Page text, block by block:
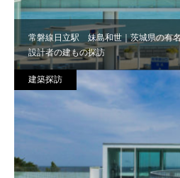
常磐線日立駅 妹島和世｜茨城県の有
設計者の建もの探訪
建築探訪